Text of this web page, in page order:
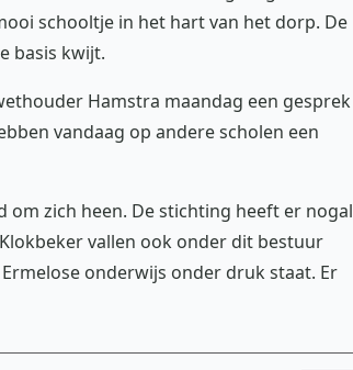
schooltje in het hart van het dorp. De
basis kwijt.
Hamstra maandag een gesprek
vandaag op andere scholen een
om zich heen. De stichting heeft er nogal
vallen ook onder dit bestuur
onderwijs onder druk staat. Er